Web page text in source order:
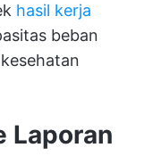
hasil kerja
beban
Laporan